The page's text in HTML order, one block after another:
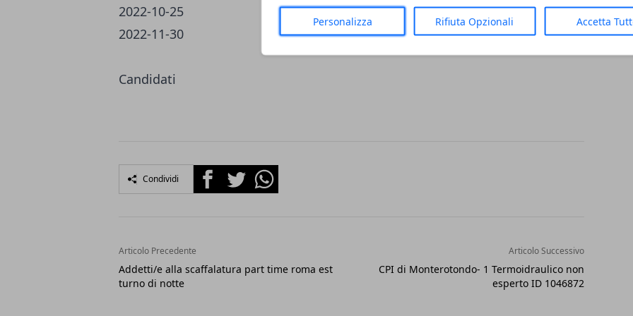
Personalizza Rifiuta Opzionali Accetta
2022-10-25
2022-11-30
Candidati
Condividi FacebookTwitterWhatsapp
Articolo Precedente
Addetti/e alla scaffalatura part time roma est
turno di notte
Articolo Successivo
CPI di Monterotondo- 1 Termoidraulico non
esperto ID 1046872